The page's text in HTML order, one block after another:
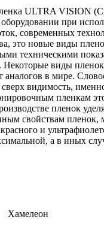
ULTRA VISION
при
современных
это новые виды
техническими
виды
в мире.
сверх видимость,
пленкам
пленок
свойствам пленок,
и
а в иных
Хамелеон